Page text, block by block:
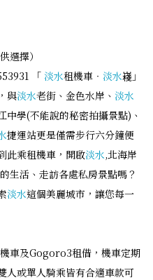
選擇）
「 淡水租機車‧ 淡水嶘」
與淡水老街、金色水岸、 淡水
學(不能說的秘密拍攝景點)、
捷運站更是僅需步行六分鐘便
此乘租機車，開啟淡水,北海岸
生活、走訪各處私房景點嗎？
淡水這個美麗城市，讓您每一
車及Gogoro3租借，機車定期
人或單人騎乘皆有合適車款可